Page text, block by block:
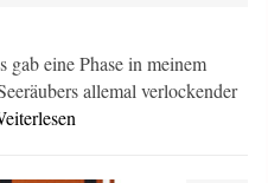
eine Phase in meinem
allemal verlockender